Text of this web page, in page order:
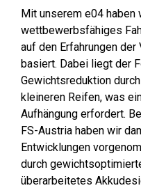
Mit unserem e04 haben
wettbewerbsfähiges
auf den Erfahrungen
basiert. Dabei liegt der
Gewichtsreduktion
kleineren Reifen, was
Aufhängung erfordert.
FS-Austria haben wir
Entwicklungen
durch
überarbeitetes